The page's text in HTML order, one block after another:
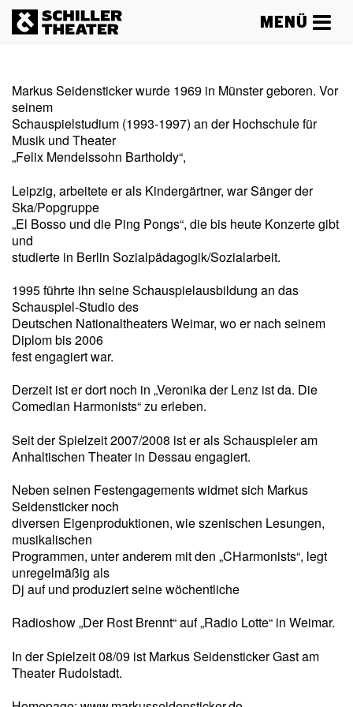
MENÜ
Markus Seidensticker wurde 1969 in Münster geboren. Vor
seinem
Schauspielstudium (1993-1997) an der Hochschule für
Musik und Theater
„Felix Mendelssohn Bartholdy“,
Leipzig, arbeitete er als Kindergärtner, war Sänger der
Ska/Popgruppe
„El Bosso und die Ping Pongs“, die bis heute Konzerte gibt
und
studierte in Berlin Sozialpädagogik/Sozialarbeit.
1995 führte ihn seine Schauspielausbildung an das
Schauspiel-Studio des
Deutschen Nationaltheaters Weimar, wo er nach seinem
Diplom bis 2006
fest engagiert war.
Derzeit ist er dort noch in „Veronika der Lenz ist da. Die
Comedian Harmonists“ zu erleben.
Seit der Spielzeit 2007/2008 ist er als Schauspieler am
Anhaltischen Theater in Dessau engagiert.
Neben seinen Festengagements widmet sich Markus
Seidensticker noch
diversen Eigenproduktionen, wie szenischen Lesungen,
musikalischen
Programmen, unter anderem mit den „CHarmonists“, legt
unregelmäßig als
Dj auf und produziert seine wöchentliche
Radioshow „Der Rost Brennt“ auf „Radio Lotte“ in Weimar.
In der Spielzeit 08/09 ist Markus Seidensticker Gast am
Theater Rudolstadt.